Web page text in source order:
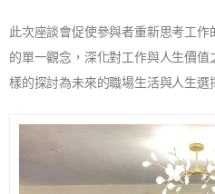
此次座談會促使參與者重新思考工作
的單一觀念，深化對工作與人生價
樣的探討為未來的職場生活與人生選